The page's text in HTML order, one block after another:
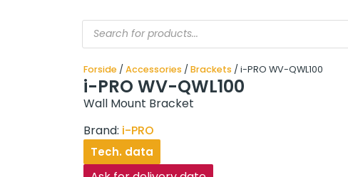
Forside / Accessories / Brackets / i-PRO WV-QWL100
i-PRO WV-QWL100
Wall Mount Bracket
Brand: i-PRO
Tech. data